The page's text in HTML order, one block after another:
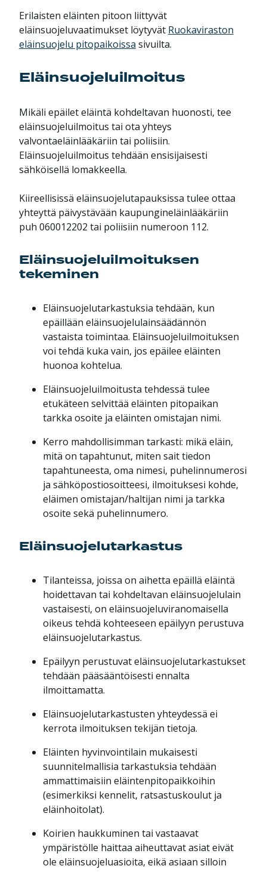
Erilaisten eläinten pitoon liittyvät
eläinsuojeluvaatimukset löytyvät Ruokaviraston
eläinsuojelu pitopaikoissa sivuilta.
Eläinsuojeluilmoitus
Mikäli epäilet eläintä kohdeltavan huonosti, tee
eläinsuojeluilmoitus tai ota yhteys
valvontaeläinlääkäriin tai poliisiin.
Eläinsuojeluilmoitus tehdään ensisijaisesti
sähköisellä lomakkeella.
Kiireellisissä eläinsuojelutapauksissa tulee ottaa
yhteyttä päivystävään kaupungineläinlääkäriin
puh 060012202 tai poliisiin numeroon 112.
Eläinsuojeluilmoituksen
tekeminen
Eläinsuojelutarkastuksia tehdään, kun
epäillään eläinsuojelulainsäädännön
vastaista toimintaa. Eläinsuojeluilmoituksen
voi tehdä kuka vain, jos epäilee eläinten
huonoa kohtelua.
Eläinsuojeluilmoitusta tehdessä tulee
etukäteen selvittää eläinten pitopaikan
tarkka osoite ja eläinten omistajan nimi.
Kerro mahdollisimman tarkasti: mikä eläin,
mitä on tapahtunut, miten sait tiedon
tapahtuneesta, oma nimesi, puhelinnumerosi
ja sähköpostiosoitteesi, ilmoituksesi kohde,
eläimen omistajan/haltijan nimi ja tarkka
osoite sekä puhelinnumero.
Eläinsuojelutarkastus
Tilanteissa, joissa on aihetta epäillä eläintä
hoidettavan tai kohdeltavan eläinsuojelulain
vastaisesti, on eläinsuojeluviranomaisella
oikeus tehdä kohteeseen epäilyyn perustuva
eläinsuojelutarkastus.
Epäilyyn perustuvat eläinsuojelutarkastukset
tehdään pääsääntöisesti ennalta
ilmoittamatta.
Eläinsuojelutarkastusten yhteydessä ei
kerrota ilmoituksen tekijän tietoja.
Eläinten hyvinvointilain mukaisesti
suunnitelmallisia tarkastuksia tehdään
ammattimaisiin eläintenpitopaikkoihin
(esimerkiksi kennelit, ratsastuskoulut ja
eläinhoitolat).
Koirien haukkuminen tai vastaavat
ympäristölle haittaa aiheuttavat asiat eivät
ole eläinsuojeluasioita, eikä asiaan silloin